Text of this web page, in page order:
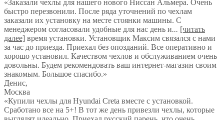
«Заказали чехлы для нашего нового Ниссан Альмера. Очень
быстро перезвонили. После ряда уточнений по чехлам
заказали их установку на месте стоянки машины. С
менеджером согласовали удобные для нас день и... [читать
далее] время установки. Установщик Максим связался с нами
за час до приезда. Приехал без опозданий. Все оперативно и
хорошо установил. Качеством чехлов и обслуживанием очень
довольны. Будем рекомендовать ваш интернет-магазин своим
знакомым. Большое спасибо.»
Денис,
Москва
«Купили чехлы для Hyundai Creta вместе с установкой.
Сработано все на 5+! В тот же день привезли чехлы, которые